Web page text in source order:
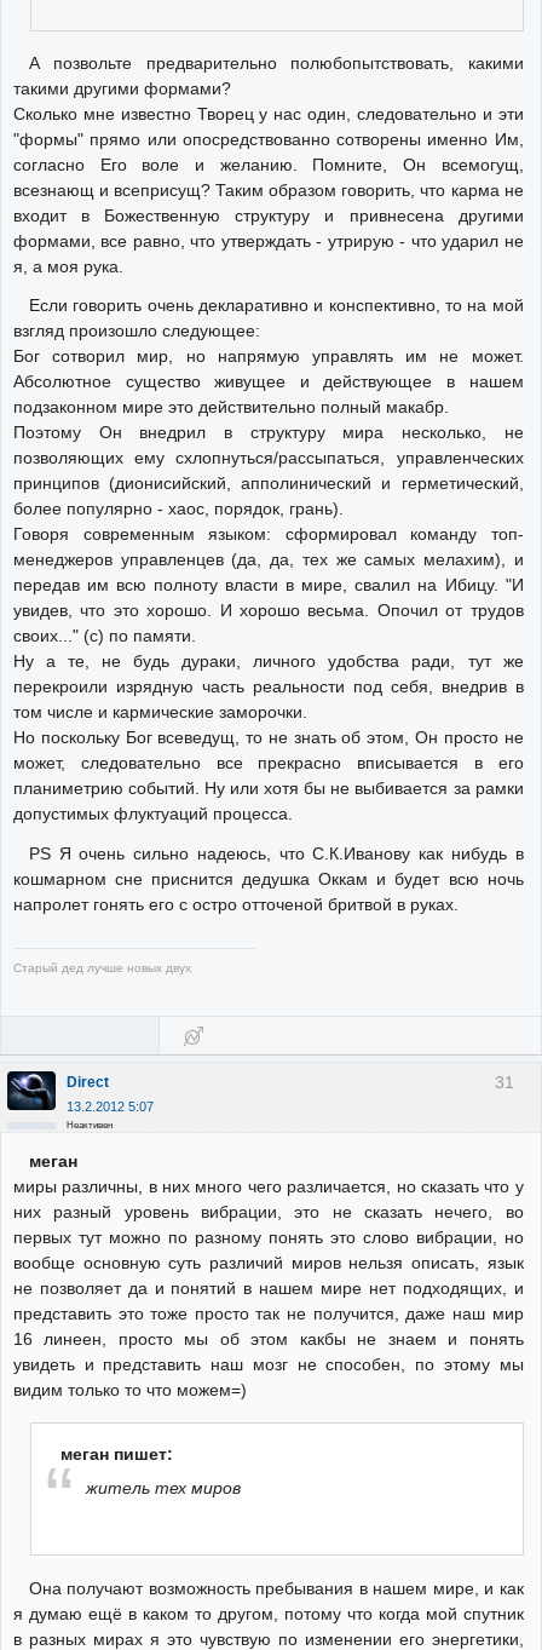
А позвольте предварительно полюбопытствовать, какими
такими другими формами?
Сколько мне известно Творец у нас один, следовательно и эти
"формы" прямо или опосредствованно сотворены именно Им,
согласно Его воле и желанию. Помните, Он всемогущ,
всезнающ и всеприсущ? Таким образом говорить, что карма не
входит в Божественную структуру и привнесена другими
формами, все равно, что утверждать - утрирую - что ударил не
я, а моя рука.
Если говорить очень декларативно и конспективно, то на мой
взгляд произошло следующее:
Бог сотворил мир, но напрямую управлять им не может.
Абсолютное существо живущее и действующее в нашем
подзаконном мире это действительно полный макабр.
Поэтому Он внедрил в структуру мира несколько, не
позволяющих ему схлопнуться/рассыпаться, управленческих
принципов (дионисийский, апполинический и герметический,
более популярно - хаос, порядок, грань).
Говоря современным языком: сформировал команду топ-
менеджеров управленцев (да, да, тех же самых мелахим), и
передав им всю полноту власти в мире, свалил на Ибицу. "И
увидев, что это хорошо. И хорошо весьма. Опочил от трудов
своих..." (с) по памяти.
Ну а те, не будь дураки, личного удобства ради, тут же
перекроили изрядную часть реальности под себя, внедрив в
том числе и кармические заморочки.
Но поскольку Бог всеведущ, то не знать об этом, Он просто не
может, следовательно все прекрасно вписывается в его
планиметрию событий. Ну или хотя бы не выбивается за рамки
допустимых флуктуаций процесса.
PS Я очень сильно надеюсь, что С.К.Иванову как нибудь в
кошмарном сне приснится дедушка Оккам и будет всю ночь
напролет гонять его с остро отточеной бритвой в руках.
Старый дед лучше новых двух
31
Direct
13.2.2012 5:07
Неактивен
меган
миры различны, в них много чего различается, но сказать что у
них разный уровень вибрации, это не сказать нечего, во
первых тут можно по разному понять это слово вибрации, но
вообще основную суть различий миров нельзя описать, язык
не позволяет да и понятий в нашем мире нет подходящих, и
представить это тоже просто так не получится, даже наш мир
16 линеен, просто мы об этом какбы не знаем и понять
увидеть и представить наш мозг не способен, по этому мы
видим только то что можем=)
меган пишет:
житель тех миров
Она получают возможность пребывания в нашем мире, и как
я думаю ещё в каком то другом, потому что когда мой спутник
в разных мирах я это чувствую по изменении его энергетики,